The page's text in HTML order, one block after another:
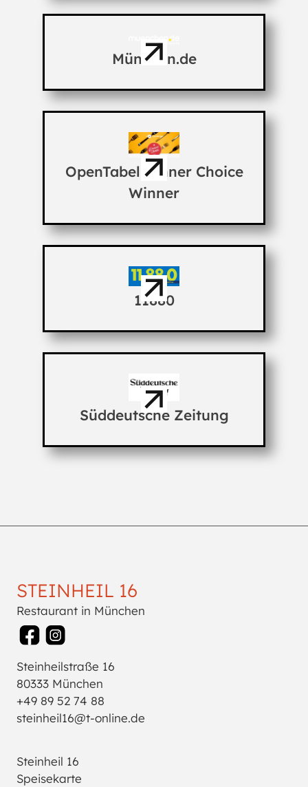
München.de
OpenTabel Dinner Choice
Winner
11880
Süddeutsche Zeitung
STEINHEIL 16
Restaurant in München
Steinheilstraße 16
80333 München
+49 89 52 74 88
steinheil16@t-online.de
Steinheil 16
Speisekarte